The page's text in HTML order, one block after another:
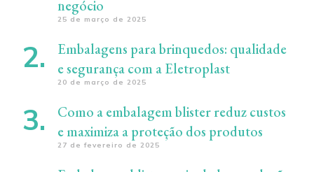
negócio
25 de março de 2025
Embalagens para brinquedos: qualidade
e segurança com a Eletroplast
20 de março de 2025
Como a embalagem blister reduz custos
e maximiza a proteção dos produtos
27 de fevereiro de 2025